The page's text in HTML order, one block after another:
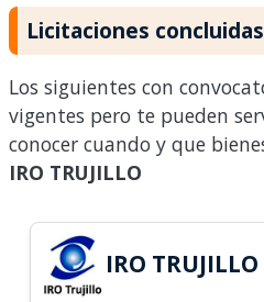
Licitaciones concluidas
Los siguientes con
vigentes pero te pueden
conocer cuando y que
IRO TRUJILLO
IRO